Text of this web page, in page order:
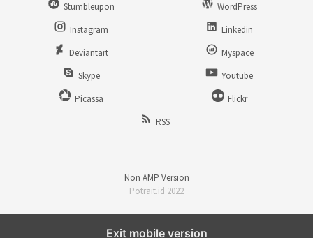
Stumbleupon
WordPress
Instagram
Linkedin
Deviantart
Myspace
Skype
Youtube
Picassa
Flickr
RSS
Non AMP Version
Potrait.id 2022
Exit mobile version